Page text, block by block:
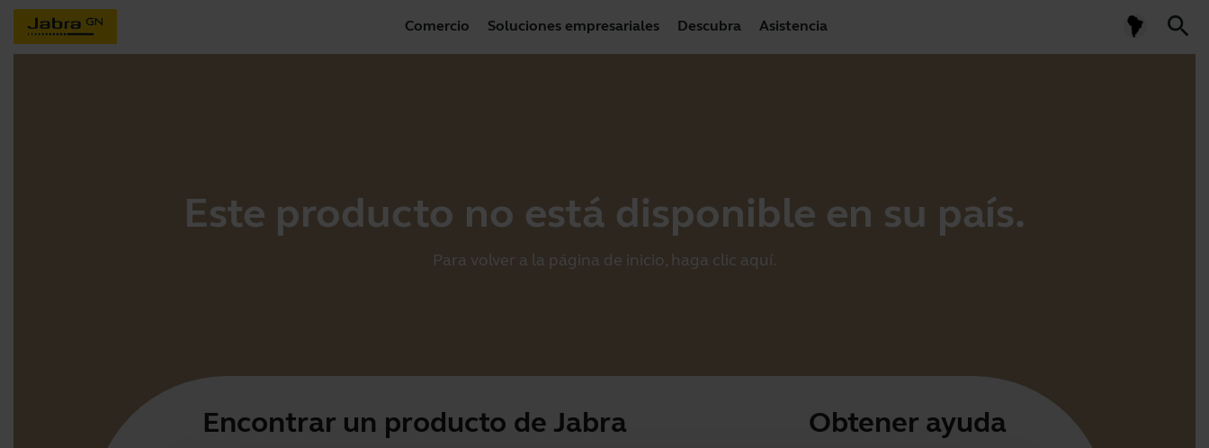
Comercio Soluciones empresariales Descubra Asistencia search
Este producto no está disponible en su país.
Para volver a la página de inicio, haga clic aquí.
Encontrar un producto de Jabra Obtener ayuda